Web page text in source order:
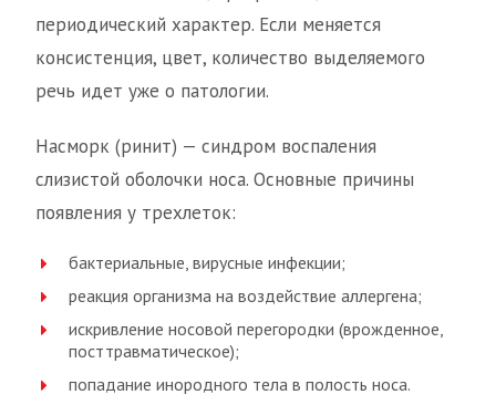
периодический характер. Если меняется
консистенция, цвет, количество выделяемого
речь идет уже о патологии.
Насморк (ринит) — синдром воспаления
слизистой оболочки носа. Основные причины
появления у трехлеток:
бактериальные, вирусные инфекции;
реакция организма на воздействие аллергена;
искривление носовой перегородки (врожденное,
посттравматическое);
попадание инородного тела в полость носа.